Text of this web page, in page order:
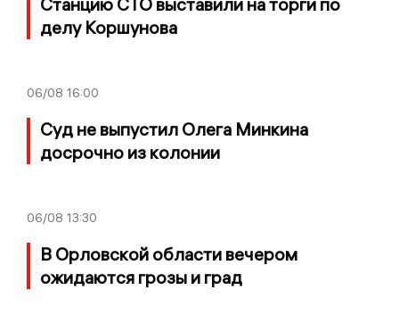
делу Коршунова
06/08 16:00
Суд не выпустил Олега Минкина
досрочно из колонии
06/08 13:30
В Орловской области вечером
ожидаются грозы и град